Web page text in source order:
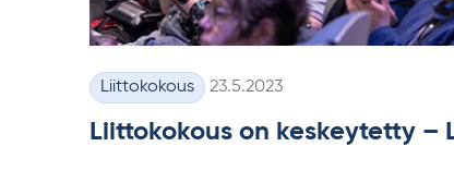
Kategoriat
Liittokokous Kirjoitettu
23.5.2023
Liittokokous on keskeytetty